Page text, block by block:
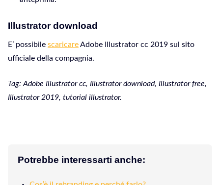
Illustrator download
E’ possibile scaricareAdobe Illustrator cc 2019 sul sito
ufficiale della compagnia.
Tag: Adobe Illustrator cc, Illustrator download, Illustrator free,
Illustrator 2019, tutorial illustrator.
Potrebbe interessarti anche: